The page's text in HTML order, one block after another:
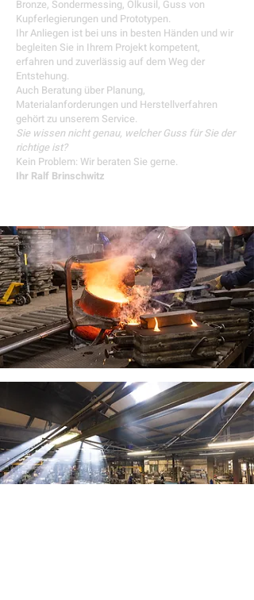
Bronze, Sondermessing, Olkusil, Guss von
Kupferlegierungen und Prototypen.
Ihr Anliegen ist bei uns in besten Händen und wir
begleiten Sie in Ihrem Projekt kompetent,
erfahren und zuverlässig auf dem Weg der
Entstehung.
Auch Beratung über Planung,
Materialanforderungen und Herstellverfahren
gehört zu unserem Service.
Sie wissen nicht genau, welcher Guss für Sie der
richtige ist?
Kein Problem: Wir beraten Sie gerne.
Ihr Ralf Brinschwitz